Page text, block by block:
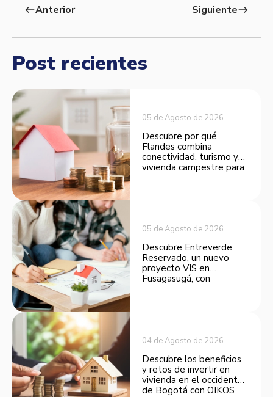
westAnterior Siguienteeast
Post recientes
05 de Agosto de 2026
Descubre por qué
Flandes combina
conectividad, turismo y
vivienda campestre para
05 de Agosto de 2026
Descubre Entreverde
Reservado, un nuevo
proyecto VIS en
Fusagasugá, con
04 de Agosto de 2026
Descubre los beneficios
y retos de invertir en
vivienda en el occidente
de Bogotá con OIKOS